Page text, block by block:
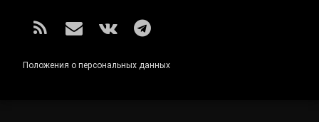
RSS E-mailВКонтакте
Telegram
Положения о персональных данных